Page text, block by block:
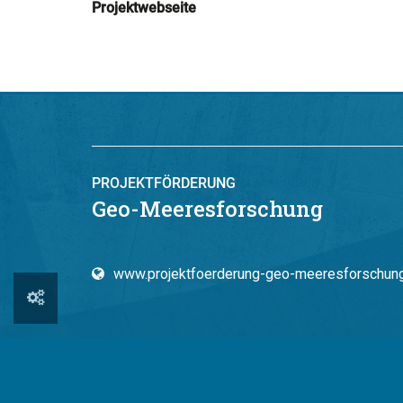
Projektwebseite
PROJEKTFÖRDERUNG
Geo-Meeresforschung
www.projektfoerderung-geo-